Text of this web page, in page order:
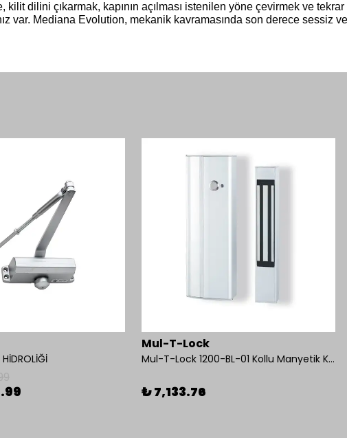
dilini çıkarmak, kapının açılması istenilen yöne çevirmek ve
var. Mediana Evolution, mekanik kavramasında son derece sessiz
Mul-T-Lock
Mul-T-Lock 1200-BL-01 Kollu Manyetik Kilit 272 kg 600 Lbs
₺ 7,133.76